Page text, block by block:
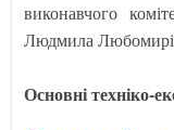
виконавчого
Людмила
Основні техніко-